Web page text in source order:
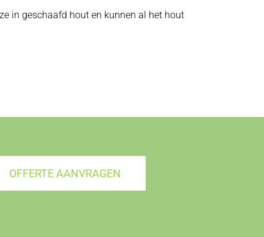
in geschaafd hout en kunnen al het hout
OFFERTE AANVRAGEN